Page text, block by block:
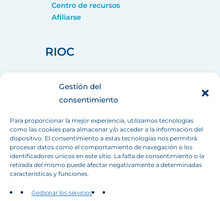
Gestión del
consentimiento
Para proporcionar la mejor experiencia, utilizamos tecnologías
como las cookies para almacenar y/o acceder a la información del
dispositivo. El consentimiento a estas tecnologías nos permitirá
procesar datos como el comportamiento de navegación o los
identificadores únicos en este sitio. La falta de consentimiento o la
retirada del mismo puede afectar negativamente a determinadas
características y funciones.
Gestionar los servicios
Centro de recursos
Afiliarse
RIOC
+33 (1) 44 90 88 60
info[at]inbo-news.org
Síganos